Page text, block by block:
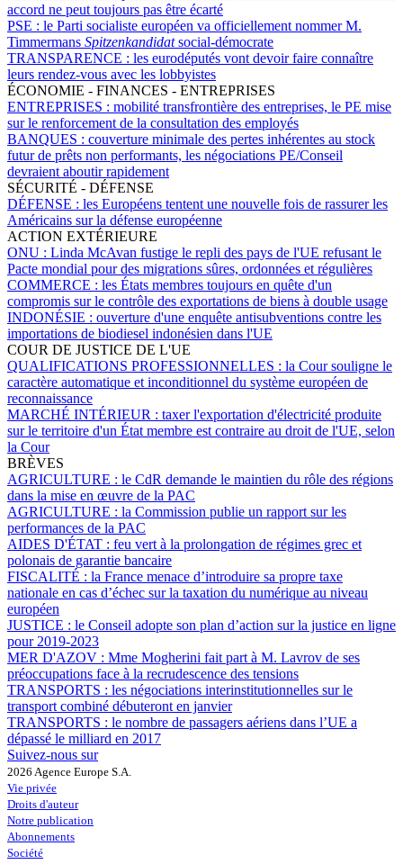
accord ne peut toujours pas être écarté
PSE : le Parti socialiste européen va officiellement nommer M.
Timmermans Spitzenkandidatsocial-démocrate
TRANSPARENCE : les eurodéputés vont devoir faire connaître
leurs rendez-vous avec les lobbyistes
ÉCONOMIE - FINANCES - ENTREPRISES
ENTREPRISES : mobilité transfrontière des entreprises, le PE mise
sur le renforcement de la consultation des employés
BANQUES : couverture minimale des pertes inhérentes au stock
futur de prêts non performants, les négociations PE/Conseil
devraient aboutir rapidement
SÉCURITÉ - DÉFENSE
DÉFENSE : les Européens tentent une nouvelle fois de rassurer les
Américains sur la défense européenne
ACTION EXTÉRIEURE
ONU : Linda McAvan fustige le repli des pays de l'UE refusant le
Pacte mondial pour des migrations sûres, ordonnées et régulières
COMMERCE : les États membres toujours en quête d'un
compromis sur le contrôle des exportations de biens à double usage
INDONÉSIE : ouverture d'une enquête antisubventions contre les
importations de biodiesel indonésien dans l'UE
COUR DE JUSTICE DE L'UE
QUALIFICATIONS PROFESSIONNELLES : la Cour souligne le
caractère automatique et inconditionnel du système européen de
reconnaissance
MARCHÉ INTÉRIEUR : taxer l'exportation d'électricité produite
sur le territoire d'un État membre est contraire au droit de l'UE, selon
la Cour
BRÈVES
AGRICULTURE : le CdR demande le maintien du rôle des régions
dans la mise en œuvre de la PAC
AGRICULTURE : la Commission publie un rapport sur les
performances de la PAC
AIDES D'ÉTAT : feu vert à la prolongation de régimes grec et
polonais de garantie bancaire
FISCALITÉ : la France menace d’introduire sa propre taxe
nationale en cas d’échec sur la taxation du numérique au niveau
européen
JUSTICE : le Conseil adopte son plan d’action sur la justice en ligne
pour 2019-2023
MER D'AZOV : Mme Mogherini fait part à M. Lavrov de ses
préoccupations face à la recrudescence des tensions
TRANSPORTS : les négociations interinstitutionnelles sur le
transport combiné débuteront en janvier
TRANSPORTS : le nombre de passagers aériens dans l’UE a
dépassé le milliard en 2017
Suivez-nous sur
2026 Agence Europe S.A.
Vie privée
Droits d'auteur
Notre publication
Abonnements
Société